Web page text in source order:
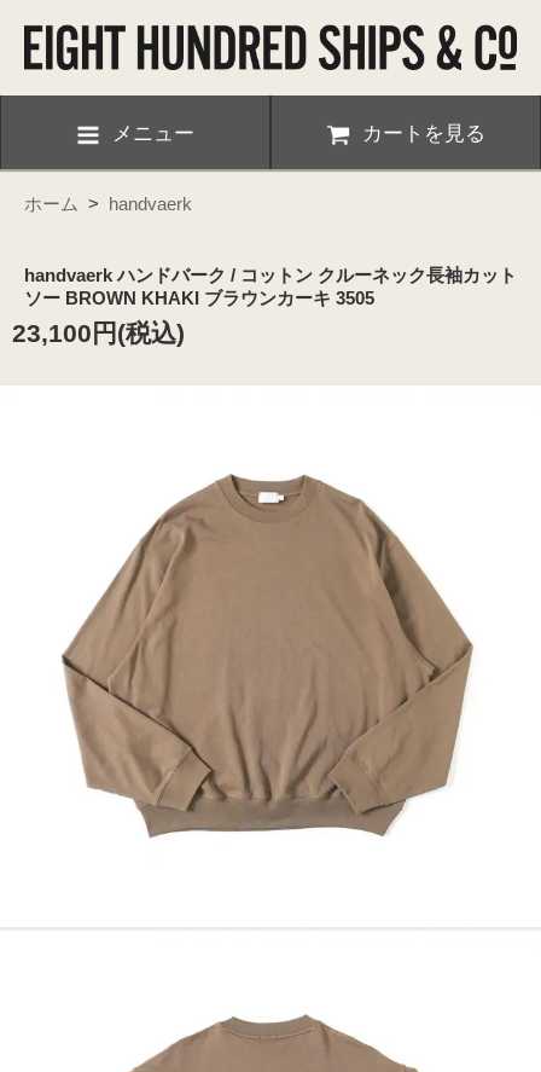
メニュー カートを見る
ホーム > handvaerk
handvaerk ハンドバーク / コットン クルーネック長袖カット
ソー BROWN KHAKI ブラウンカーキ 3505
23,100円(税込)